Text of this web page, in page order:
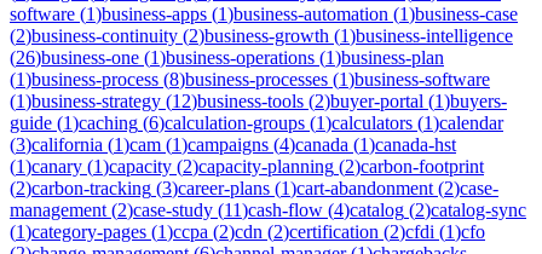
software (1)business-apps (1)business-automation (1)business-case
(2)business-continuity (2)business-growth (1)business-intelligence
(26)business-one (1)business-operations (1)business-plan
(1)business-process (8)business-processes (1)business-software
(1)business-strategy (12)business-tools (2)buyer-portal (1)buyers-
guide (1)caching (6)calculation-groups (1)calculators (1)calendar
(3)california (1)cam (1)campaigns (4)canada (1)canada-hst
(1)canary (1)capacity (2)capacity-planning (2)carbon-footprint
(2)carbon-tracking (3)career-plans (1)cart-abandonment (2)case-
management (2)case-study (11)cash-flow (4)catalog (2)catalog-sync
(1)category-pages (1)ccpa (2)cdn (2)certification (2)cfdi (1)cfo